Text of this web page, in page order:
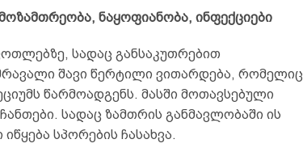
ნაყოფიანობა, ინფექციები
სადაც განსაკუთრებით
შავი წერტილი ვითარდება, რომელიც
წარმოადგენს. მასში მოთავსებული
სადაც ზამთრის განმავლობაში ის
სპორების ჩასახვა.